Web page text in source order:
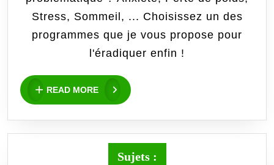
–
Les
Stress, Sommeil, ... Choisissez un des
programmes que je vous propose pour
l'éradiquer enfin !
READ MORE
READ
MORE
Sujets :